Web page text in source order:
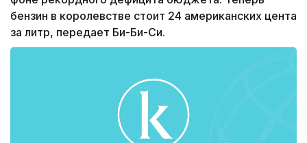
бензин в королевстве стоит 24 американских цента
за литр, передает Би-Би-Си.